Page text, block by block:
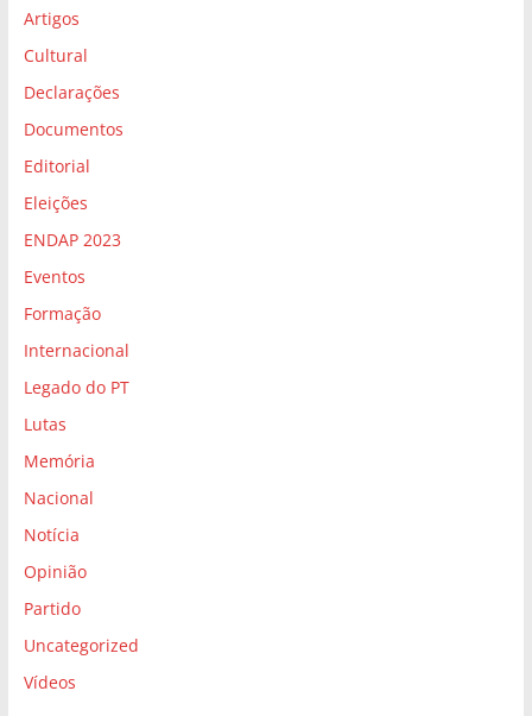
Artigos
Cultural
Declarações
Documentos
Editorial
Eleições
ENDAP 2023
Eventos
Formação
Internacional
Legado do PT
Lutas
Memória
Nacional
Notícia
Opinião
Partido
Uncategorized
Vídeos